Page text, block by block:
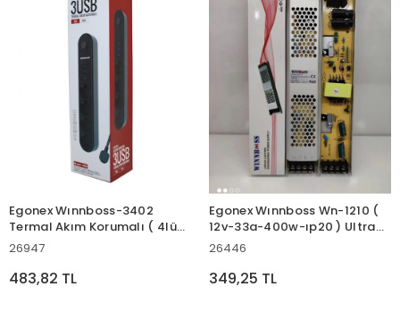
Egonex Wınnboss-3402
Termal Akım Korumalı ( 4lü
Priz ) ( 3x Usb ) ( 2mt ) (
Siyah ( 10a & 2500w )*40
26947
483,82 TL
Egonex Wınnboss Wn-1210 (
12v-33a-400w-ıp20 ) Ultra
Slim Trafo*55
26446
349,25 TL